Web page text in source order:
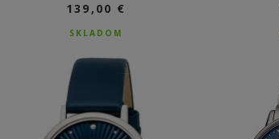
139,00 €
SKLADOM